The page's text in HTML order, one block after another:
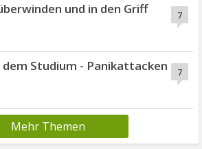
7
und in den Griff
7
Studium - Panikattacken
Mehr Themen